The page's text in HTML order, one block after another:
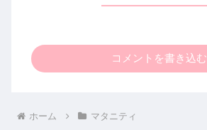
コメントを書き込む
ホーム マタニティ